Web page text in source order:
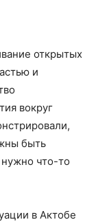
открытых
и
вокруг
быть
что-то
в Актобе